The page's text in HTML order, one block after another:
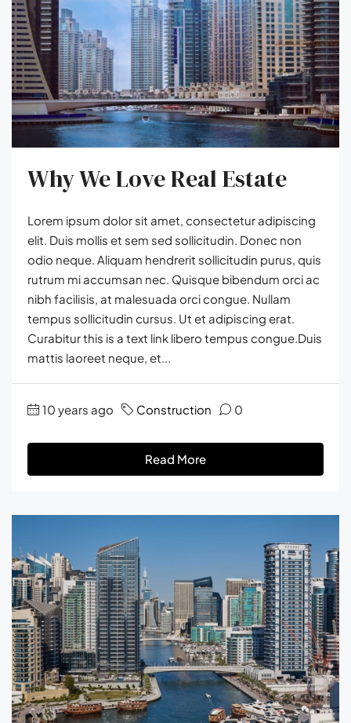
Why We Love Real Estate
Lorem ipsum dolor sit amet, consectetur adipiscing
elit. Duis mollis et sem sed sollicitudin. Donec non
odio neque. Aliquam hendrerit sollicitudin purus, quis
rutrum mi accumsan nec. Quisque bibendum orci ac
nibh facilisis, at malesuada orci congue. Nullam
tempus sollicitudin cursus. Ut et adipiscing erat.
Curabitur this is a text link libero tempus congue.Duis
mattis laoreet neque, et...
10 years ago Construction 0
Read More